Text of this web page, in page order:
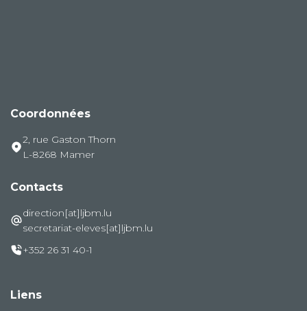
Coordonnées
2, rue Gaston Thorn
L-8268 Mamer
Contacts
direction[at]ljbm.lu
secretariat-eleves[at]ljbm.lu
+352 26 31 40-1
Liens